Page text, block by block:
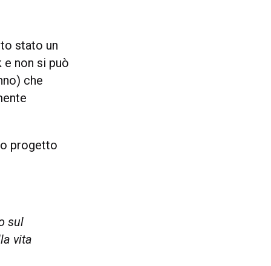
stato un
non si può
che
progetto
sul
vita